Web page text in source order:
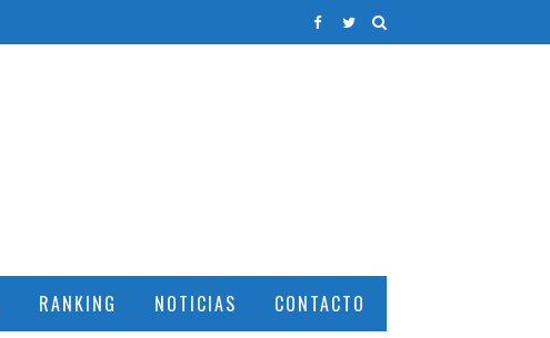
RANKING NOTICIAS CONTACTO